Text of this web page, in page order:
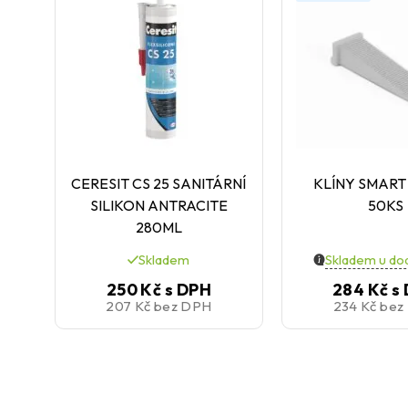
CERESIT CS 25 SANITÁRNÍ
SILIKON ANTRACITE
280ML
Skladem
250 Kčs DPH
207 Kč bez DPH
KLÍNY
50KS
Skladem u
284 Kčs
234 Kčbez